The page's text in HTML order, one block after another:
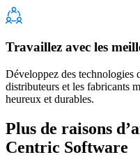
Travaillez avec les
Développez des technologies
distributeurs et les fabricants
heureux et durables.
Plus de raisons
Centric Software